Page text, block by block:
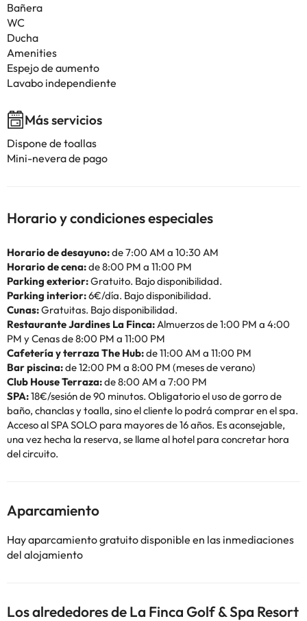
Bañera
WC
Ducha
Amenities
Espejo de aumento
Lavabo independiente
Más servicios
Dispone de toallas
Mini-nevera de pago
Horario y condiciones especiales
Horario de desayuno:de 7:00 AM a 10:30 AM
Horario de cena:de 8:00 PM a 11:00 PM
Parking exterior:Gratuito. Bajo disponibilidad.
Parking interior:6€/día. Bajo disponibilidad.
Cunas:Gratuitas. Bajo disponibilidad.
Restaurante Jardines La Finca:Almuerzos de 1:00 PM a 4:00
PM y Cenas de 8:00 PM a 11:00 PM
Cafetería y terraza The Hub:de 11:00 AM a 11:00 PM
Bar piscina:de 12:00 PM a 8:00 PM (meses de verano)
Club House Terraza:de 8:00 AM a 7:00 PM
SPA:18€/sesión de 90 minutos. Obligatorio el uso de gorro de
baño, chanclas y toalla, sino el cliente lo podrá comprar en el spa.
Acceso al SPA SOLO para mayores de 16 años. Es aconsejable,
una vez hecha la reserva, se llame al hotel para concretar hora
del circuito.
Aparcamiento
Hay aparcamiento gratuito disponible en las inmediaciones
del alojamiento
Los alrededores de La Finca Golf & Spa Resort